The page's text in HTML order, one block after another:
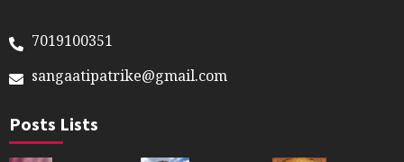
7019100351
sangaatipatrike@gmail.com
Posts Lists